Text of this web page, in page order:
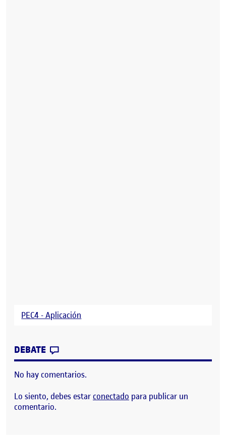
PEC4 - Aplicación
DEBATE
No hay comentarios.
Lo siento, debes estarconectado para publicar un
comentario.